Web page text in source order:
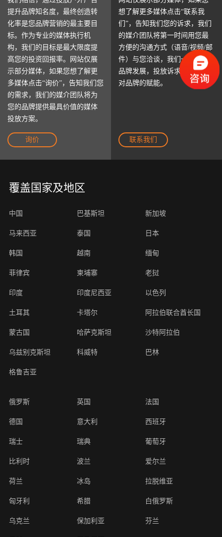
提升品牌知名度，最终创造转
化率是您品牌营销的最主要目
标。作为专业的媒体执行机
构，我们的目标是最大限度提
高您的投资回报率。网站仅展
示部分媒体，如果您想了解更
多媒体点击“询价”，告知我们您
的需求，我们的媒介团队将为
您的品牌提供最具价值的媒体
投放方案。
询价
想了解更多媒体点击“联系我
们”，告知我们您的诉求，我们
的媒介团队将第一时间用您最
方便的沟通方式（语音/视频/邮
件）与您洽谈，我们一起探讨
品牌发展，投放诉求以及我们
对品牌的赋能。
联系我们
覆盖国家及地区
中国 巴基斯坦 新加坡
马来西亚 泰国 日本
韩国 越南 缅甸
菲律宾 柬埔寨 老挝
印度 印度尼西亚 以色列
土耳其 卡塔尔 阿拉伯联合酋长国
蒙古国 哈萨克斯坦 沙特阿拉伯
乌兹别克斯坦 科威特 巴林
格鲁吉亚
俄罗斯 英国 法国
德国 意大利 西班牙
瑞士 瑞典 葡萄牙
比利时 波兰 爱尔兰
荷兰 冰岛 拉脱维亚
匈牙利 希腊 白俄罗斯
乌克兰 保加利亚 芬兰